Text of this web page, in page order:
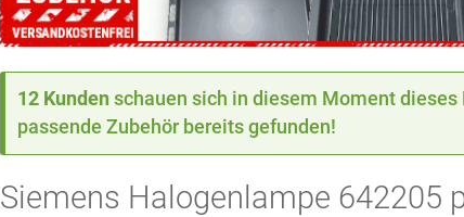
12 Kunden schauen sich in diesem Moment
passende Zubehör bereits gefunden!
Siemens Halogenlampe 642205